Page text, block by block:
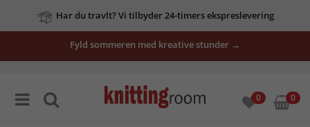
Har du travlt? Vi tilbyder 24-timers ekspreslevering
Fyld sommeren med kreative stunder →
0 0